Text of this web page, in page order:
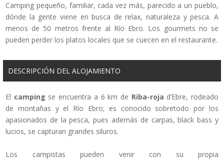
Camping pequeño, familiar, cada vez más, parecido a un pueblo,
dónde la gente viene en busca de relax, naturaleza y pesca. A
menos de 50 metros frente al Río Ebro. Los gourmets no se
pueden perder los platos locales que se cuecen en el restaurante.
DESCRIPCIÓN DEL ALOJAMIENTO
El camping se encuentra a 6 km de Riba-roja d’Ebre, rodeado
de montañas y el Río Ebro; es conocido sobretodo por los
apasionados de la pesca, pues además de carpas, black bass y
lucios, se capturan grandes siluros.
Los campistas pueden venir con su propia